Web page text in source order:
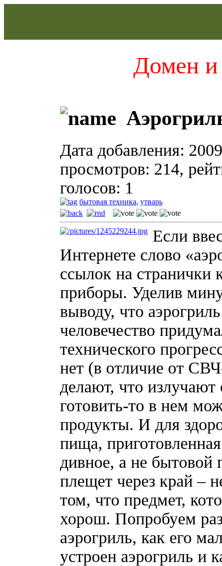
Домен и
Дата добавления:
просмотров: 214,
голосов: 1
бытовая техника, утварь
Если
Интернете слово
ссылок на
приборы. Уделив
выводу, что
человечество
технического
нет (в отличие от
делают, что
готовить-то в нем
продукты. И для
пища,
дивное, а не бытовой
плещет через край –
том, что предмет,
хорош. Попробуем
аэрогриль, как его
устроен аэрогриль и